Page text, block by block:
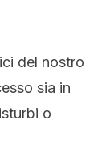
del nostro
sia in
o